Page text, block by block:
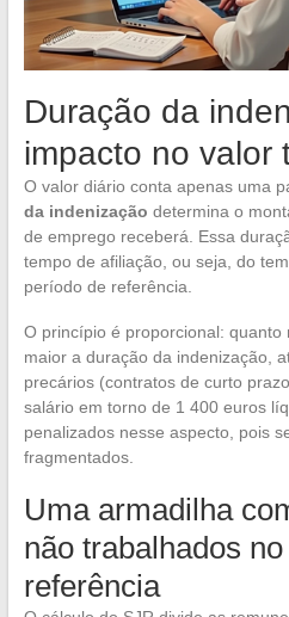
Duração da
impacto no valor
O valor diário conta apenas uma
da indenização determina o
de emprego receberá. Essa
tempo de afiliação, ou seja, do
período de referência.
O princípio é proporcional:
maior a duração da indenização,
precários (contratos de curto
salário em torno de 1 400 euros
penalizados nesse aspecto, pois
fragmentados.
Uma armadilha
não trabalhados
referência